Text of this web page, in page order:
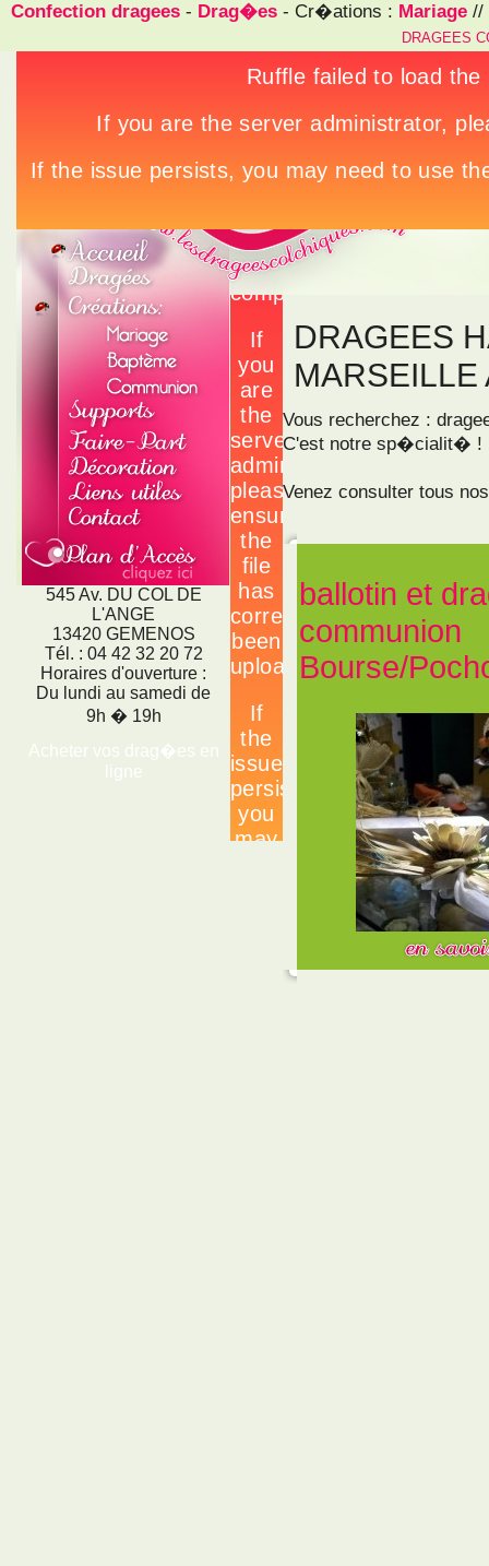
Confection dragees - Drag�es - Cr�ations : Mariage //
DRAGEES
545 Av. DU COL DE
L'ANGE
13420 GEMENOS
Tél. : 04 42 32 20 72
Horaires d'ouverture :
Du lundi au samedi de
9h � 19h
Acheter vos drag�es en
ligne
DRAGEES
Vous recherchez :
C'est notre sp�cialit� !
Venez consulter tous
ballotin et
communion
Bourse/